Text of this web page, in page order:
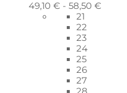
49,10 € - 58,50 €
21
22
23
24
25
26
27